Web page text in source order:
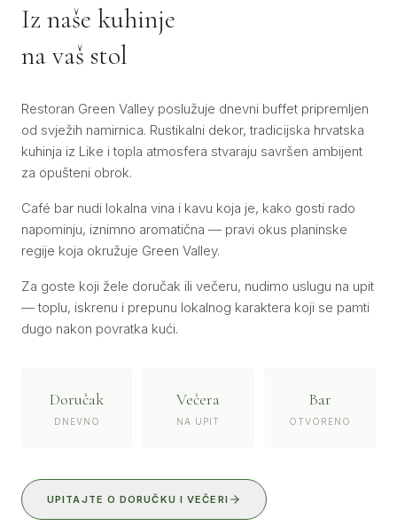
Iz naše kuhinje
na vaš stol
Restoran Green Valley poslužuje dnevni buffet pripremljen
od svježih namirnica. Rustikalni dekor, tradicijska hrvatska
kuhinja iz Like i topla atmosfera stvaraju savršen ambijent
za opušteni obrok.
Café bar nudi lokalna vina i kavu koja je, kako gosti rado
napominju, iznimno aromatična — pravi okus planinske
regije koja okružuje Green Valley.
Za goste koji žele doručak ili večeru, nudimo uslugu na upit
— toplu, iskrenu i prepunu lokalnog karaktera koji se pamti
dugo nakon povratka kući.
Doručak
DNEVNO
Večera
NA UPIT
Bar
OTVORENO
UPITAJTE O DORUČKU I VEČERI